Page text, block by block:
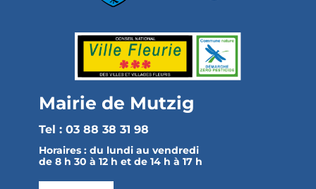
Mairie de Mutzig
Tel : 03 88 38 31 98
Horaires : du lundi au vendredi
de 8 h 30 à 12 h et de 14 h à 17 h